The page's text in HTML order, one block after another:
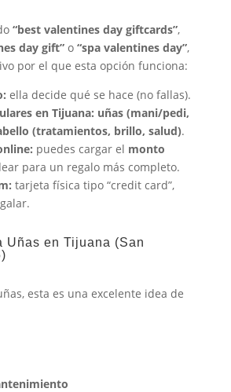
“best valentines day giftcards”,
day gift”o “spa valentines day”,
por el que esta opción funciona:
ella decide qué se hace (no fallas).
en Tijuana: uñas (mani/pedi,
(tratamientos, brillo, salud).
puedes cargar el monto
para un regalo más completo.
tarjeta física tipo “credit card”,
Uñas en Tijuana (San
esta es una excelente idea de